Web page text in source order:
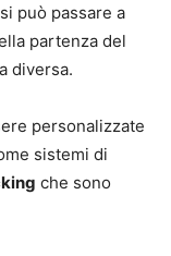
può passare a
partenza del
diversa.
personalizzate
sistemi di
che sono